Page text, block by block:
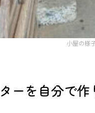
小屋の様
ーを自分で